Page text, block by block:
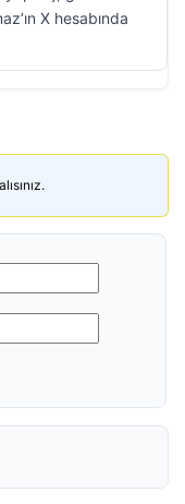
X hesabında